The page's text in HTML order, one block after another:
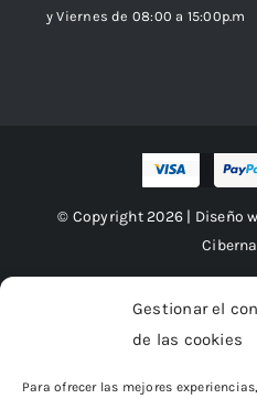
Gestionar el
de las cookies
Para ofrecer las mejores
y Viernes de 08:00 a 15:00p.m
© Copyright 2026 | Diseño